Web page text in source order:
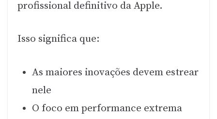
profissional definitivo da Apple.
Isso significa que:
As maiores inovações devem estrear
nele
O foco em performance extrema